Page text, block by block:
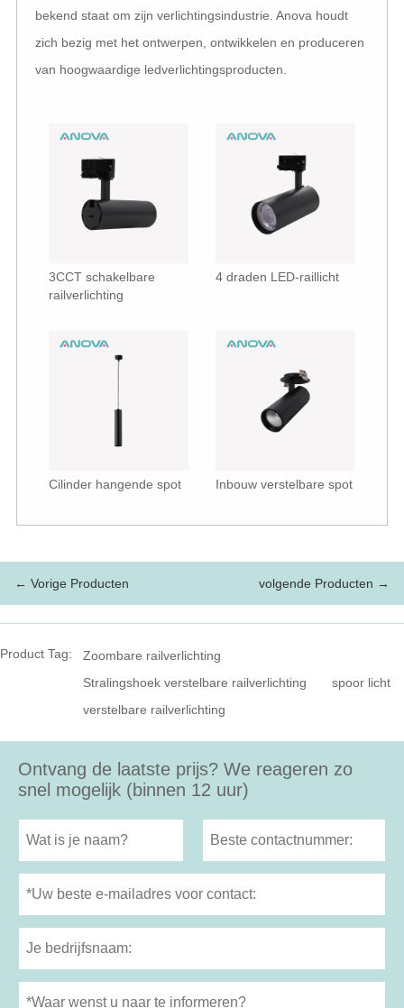
bekend staat om zijn verlichtingsindustrie. Anova houdt
zich bezig met het ontwerpen, ontwikkelen en produceren
van hoogwaardige ledverlichtingsproducten.
3CCT schakelbare
railverlichting
4 draden LED-raillicht
Cilinder hangende spot Inbouw verstelbare spot
← Vorige Producten volgende Producten →
Product Tag:
Zoombare railverlichting
Stralingshoek verstelbare railverlichting
spoor licht
verstelbare railverlichting
Ontvang de laatste prijs? We reageren zo
snel mogelijk (binnen 12 uur)